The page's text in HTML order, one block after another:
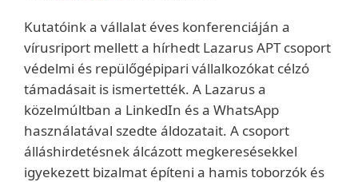
Kutatóink a vállalat éves konferenciáján a
vírusriport mellett a hírhedt Lazarus APT csoport
védelmi és repülőgépipari vállalkozókat célzó
támadásait is ismertették. A Lazarus a
közelmúltban a LinkedIn és a WhatsApp
használatával szedte áldozatait. A csoport
álláshirdetésnek álcázott megkeresésekkel
igyekezett bizalmat építeni a hamis toborzók és